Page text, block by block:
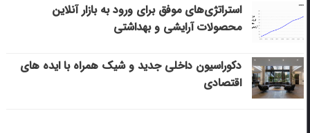
استراتژی‌های موفق برای ورود به بازار آنلاین
محصولات آرایشی و بهداشتی
دکوراسیون داخلی جدید و شیک همراه با ایده های
اقتصادی